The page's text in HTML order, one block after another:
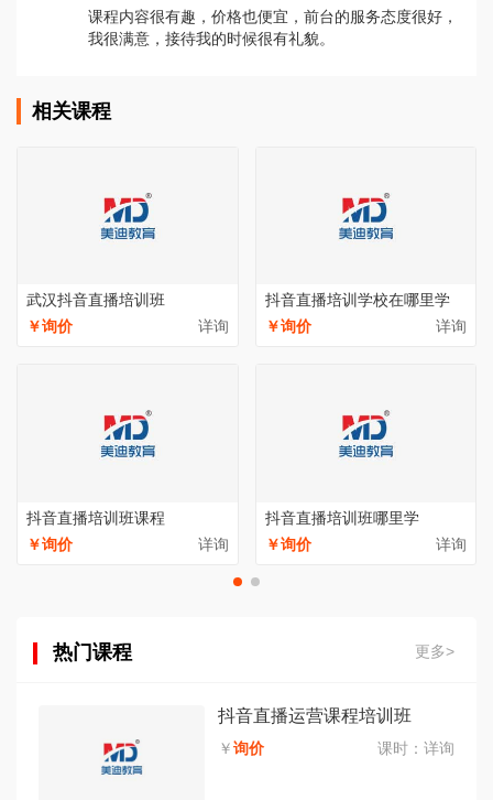
课程内容很有趣，价格也便宜，前台的服务态度很好，
我很满意，接待我的时候很有礼貌。
相关课程
武汉抖音直播培训班
￥询价
详询
抖音直播培训学校在哪里学
￥询价
详询
抖音直播培训班课程
￥询价
详询
抖音直播培训班哪里学
￥询价
详询
热门课程 更多>
抖音直播运营课程培训班
￥询价 课时： 详询